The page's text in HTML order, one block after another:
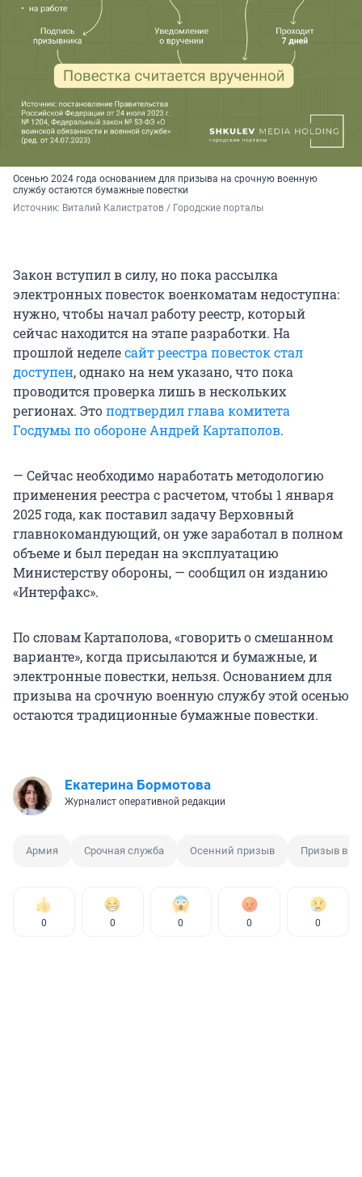
Осенью 2024 года основанием для призыва на срочную военную
службу остаются бумажные повестки
Источник: Виталий Калистратов / Городские порталы
Закон вступил в силу, но пока рассылка
электронных повесток военкоматам недоступна:
нужно, чтобы начал работу реестр, который
сейчас находится на этапе разработки. На
прошлой неделесайт реестра повесток стал
доступен, однако на нем указано, что пока
проводится проверка лишь в нескольких
регионах. Этоподтвердил глава комитета
Госдумы по обороне Андрей Картаполов.
— Сейчас необходимо наработать методологию
применения реестра с расчетом, чтобы 1 января
2025 года, как поставил задачу Верховный
главнокомандующий, он уже заработал в полном
объеме и был передан на эксплуатацию
Министерству обороны, — сообщил он изданию
«Интерфакс».
По словам Картаполова, «говорить о смешанном
варианте», когда присылаются и бумажные, и
электронные повестки, нельзя. Основанием для
призыва на срочную военную службу этой осенью
остаются традиционные бумажные повестки.
Екатерина Бормотова
Журналист оперативной редакции
Армия Срочная служба Осенний призыв Призыв в
0 0 0 0 0